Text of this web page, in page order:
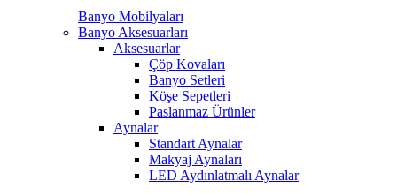
Banyo Mobilyaları
Banyo Aksesuarları
Aksesuarlar
Çöp Kovaları
Banyo Setleri
Köşe Sepetleri
Paslanmaz Ürünler
Aynalar
Standart Aynalar
Makyaj Aynaları
LED Aydınlatmalı Aynalar